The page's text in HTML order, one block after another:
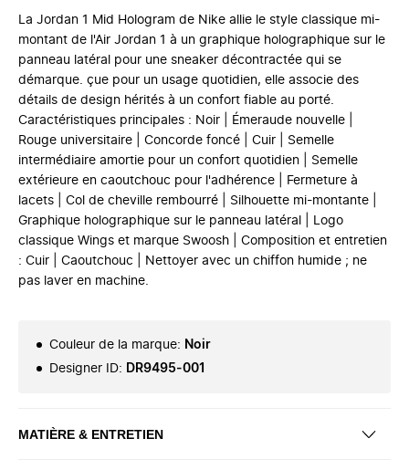
La Jordan 1 Mid Hologram de Nike allie le style classique mi-
montant de l'Air Jordan 1 à un graphique holographique sur le
panneau latéral pour une sneaker décontractée qui se
démarque. çue pour un usage quotidien, elle associe des
détails de design hérités à un confort fiable au porté.
Caractéristiques principales : Noir | Émeraude nouvelle |
Rouge universitaire | Concorde foncé | Cuir | Semelle
intermédiaire amortie pour un confort quotidien | Semelle
extérieure en caoutchouc pour l'adhérence | Fermeture à
lacets | Col de cheville rembourré | Silhouette mi-montante |
Graphique holographique sur le panneau latéral | Logo
classique Wings et marque Swoosh | Composition et entretien
: Cuir | Caoutchouc | Nettoyer avec un chiffon humide ; ne
pas laver en machine.
Couleur de la marque: Noir
Designer ID: DR9495-001
MATIÈRE & ENTRETIEN